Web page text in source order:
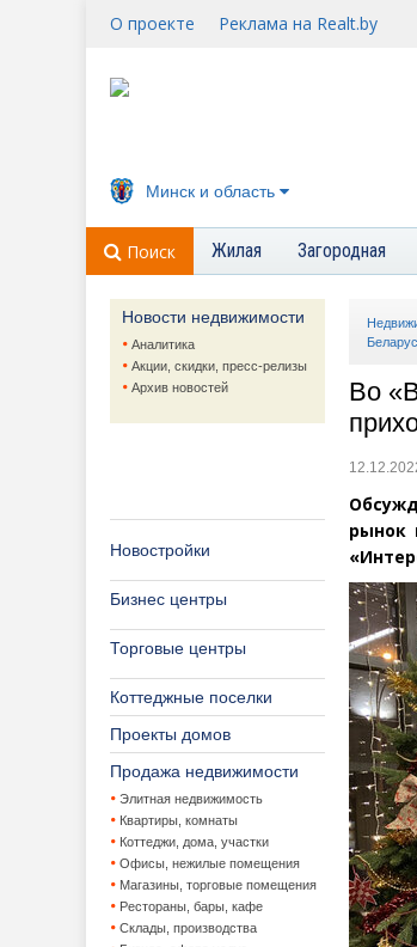
О проекте Реклама на Realt.by
Минск и область
Поиск Жилая Загородная
Новости недвижимости
Аналитика
Акции, скидки, пресс-релизы
Архив новостей
Новостройки
Бизнес центры
Торговые центры
Коттеджные поселки
Проекты домов
Продажа недвижимости
Элитная недвижимость
Квартиры, комнаты
Коттеджи, дома, участки
Офисы, нежилые помещения
Магазины, торговые помещения
Рестораны, бары, кафе
Склады, производства
Во
рынок